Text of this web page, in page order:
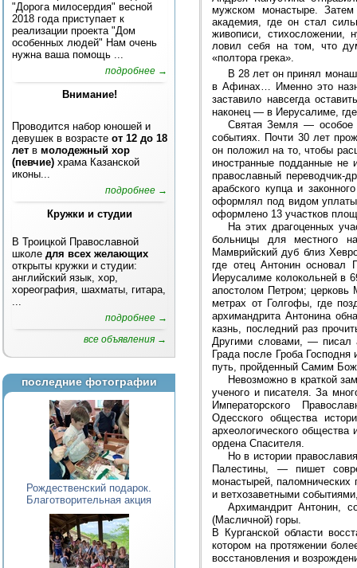
"Дорога милосердия" весной
2018 года приступает к
реализации проекта "Дом
особенных людей" Нам очень
нужна ваша помощь ...
подробнее →
Внимание!
Проводится набор юношей и
девушек в возрасте от 12 до 18
лет в молодежный хор
(певчие) храма Казанской
иконы...
подробнее →
Кружки и студии
В Троицкой Православной
школе для всех желающих
открыты кружки и студии:
английский язык, хор,
хореография, шахматы, гитара,
...
подробнее →
все объявления →
последние фотографии
Рождественский подарок.
Благотворительная акция
мужском монастыре.
академия, где он стал
живописи, стихосложении,
ловил себя на том, что
«полтора грека».
В 28 лет он принял
в Афинах… Именно это
заставило навсегда
наконец — в Иерусалиме,
Святая Земля — особое
событиях. Почти 30 лет
он положил на то, чтобы
иностранные подданные не
православный переводчик-
арабского купца и
оформлял под видом уплаты
оформлено 13 участков
На этих драгоценных
больницы для местного
Мамврийский дуб близ
где отец Антонин основал
Иерусалиме колокольней в
апостолом Петром;
метрах от Голгофы, где
архимандрита Антонина
казнь, последний раз
Другими словами, — писал
Града после Гроба
путь, пройденный Самим
Невозможно в краткой
ученого и писателя. За
Императорского
Одесского общества
археологического
ордена Спасителя.
Но в истории
Палестины, — пишет
монастырей,
и ветхозаветными
Архимандрит Антонин,
(Масличной) горы.
В Курганской области
котором на протяжении
восстановления и